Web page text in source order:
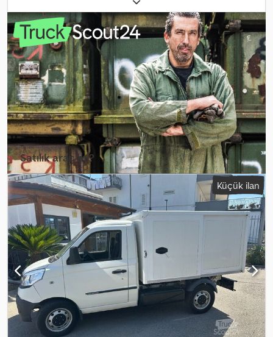
ÖLÇÜLERE SAHİP SOĞUTUCU KASA, ATP FNA 0° BELGESİ
AĞUSTOS 2028’E KADAR GEÇERLİ. TEK SAHİBİNDEN, ULUSAL
ARAÇ. FİNANSMAN VEYA LEASING İMKANI. 1 YIL GARANTİ. Chjdpfex
Dclhex Ai Isa
Satılık araç mı?
İlan oluştur Küçük ilan